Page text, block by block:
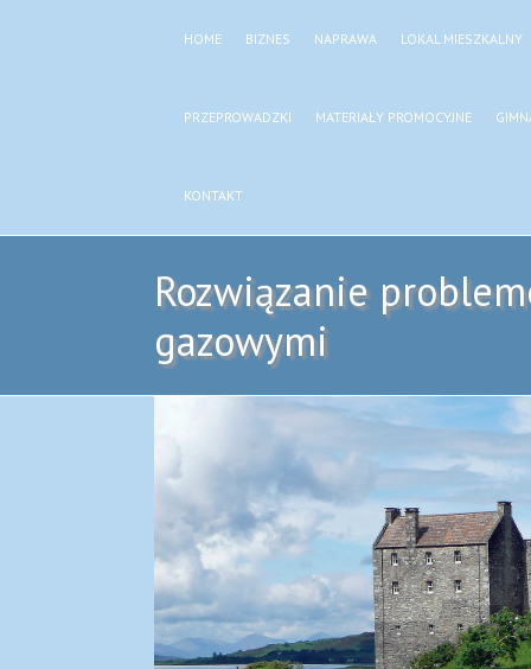
HOME BIZNES NAPRAWA LOKAL MIESZKALNY
PRZEPROWADZKI MATERIAŁY PROMOCYJNE
KONTAKT
Rozwiązanie
gazowymi